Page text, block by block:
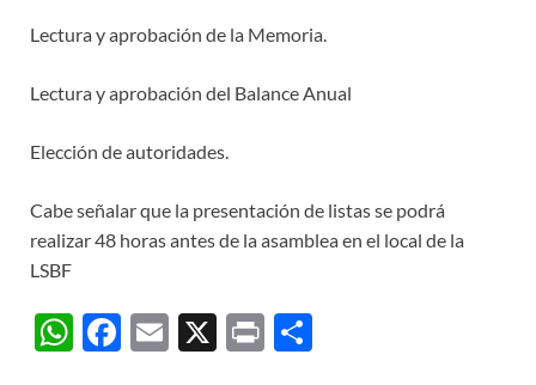
Lectura y aprobación de la Memoria.
Lectura y aprobación del Balance Anual
Elección de autoridades.
Cabe señalar que la presentación de listas se podrá
realizar 48 horas antes de la asamblea en el local de la
LSBF
W F
E
X
P